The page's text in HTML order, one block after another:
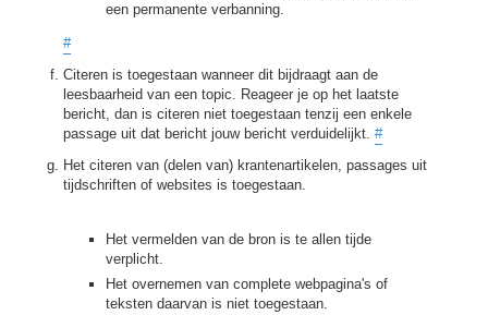
een permanente verbanning.
#
Citeren is toegestaan wanneer dit bijdraagt aan de
leesbaarheid van een topic. Reageer je op het laatste
bericht, dan is citeren niet toegestaan tenzij een enkele
passage uit dat bericht jouw bericht verduidelijkt. #
Het citeren van (delen van) krantenartikelen, passages uit
tijdschriften of websites is toegestaan.
Het vermelden van de bron is te allen tijde
verplicht.
Het overnemen van complete webpagina's of
teksten daarvan is niet toegestaan.